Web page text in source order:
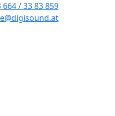
664 / 33 83 859